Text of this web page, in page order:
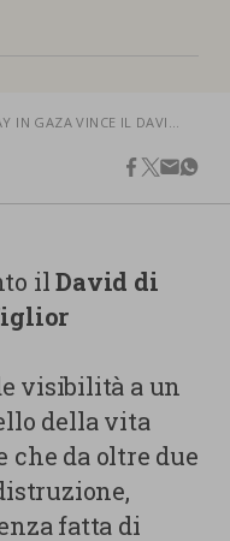
EVERYDAY IN GAZA VINCE IL DAVID DI DONATELLO PER IL MIGLIOR CORTOMETRAGGIO
facebook
twitter
email
ilDavid di
visibilità a un
della vita
che da oltre due
fatta di